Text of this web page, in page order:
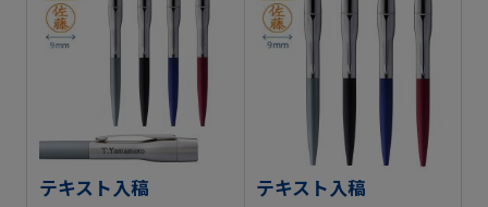
テキスト入稿
テキスト入稿